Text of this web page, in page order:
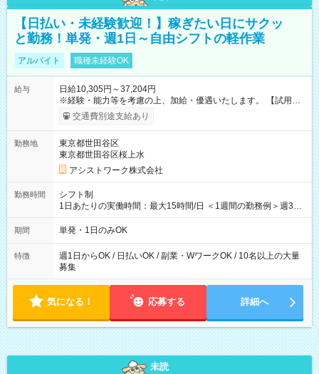
【日払い・未経験歓迎！】稼ぎたい日にサクッ
と勤務！単発・週1日～自由シフトの軽作業
アルバイト 職種未経験OK
給与
日給10,305円～37,204円
※経験・能力等を考慮の上、加給・優遇いたします。 【試用期
間】試用期間なし
交通費別途支給あり
勤務地
東京都世田谷区
東京都世田谷区桜上水
アシストワーク株式会社
勤務時間
シフト制
1日あたりの実働時間：最大15時間/日 ＜1週間の勤務例＞週3回
勤務 勤務：月・水・金 休み：火・木・土・日 好きな時にお仕事
可能です！ ※1日あたりの最大実働時間は日勤、夜勤共に勤務し
期間 単発・1日のみOK
特徴
週1日からOK / 日払いOK / 副業・WワークOK / 10名以上の大量
募集
気になる！ 応募する 詳細へ
未読